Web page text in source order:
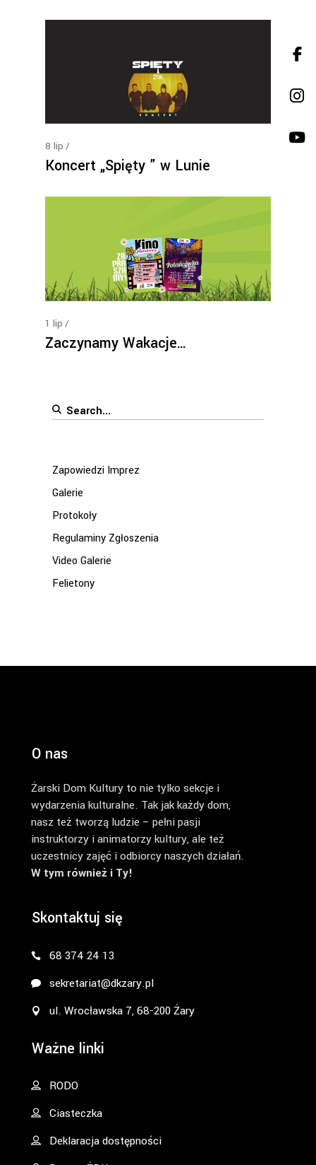
8 lip
Koncert „Spięty ” w Lunie
1 lip
Zaczynamy Wakacje…
Search
Zapowiedzi Imprez
Galerie
Protokoły
Regulaminy Zgłoszenia
Video Galerie
Felietony
O nas
Żarski Dom Kultury to nie tylko sekcje i
wydarzenia kulturalne. Tak jak każdy dom,
nasz też tworzą ludzie – pełni pasji
instruktorzy i animatorzy kultury, ale też
uczestnicy zajęć i odbiorcy naszych działań.
W tym również i Ty!
Skontaktuj się
68 374 24 13
sekretariat@dkzary.pl
ul. Wrocławska 7, 68-200 Żary
Ważne linki
RODO
Ciasteczka
Deklaracja dostępności